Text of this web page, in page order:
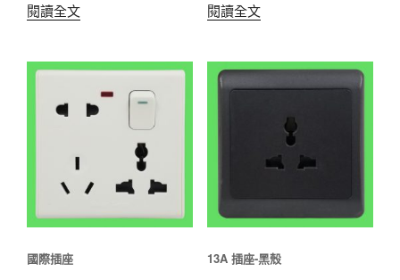
閱讀全文
閱讀全文
國際插座 13A 插座-黑殼